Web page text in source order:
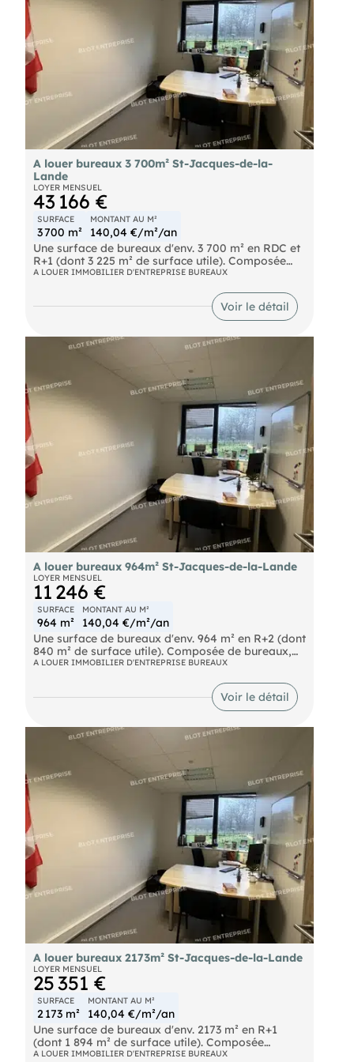
950,00 € H.T. de frais de rédaction de bail à la
charge du Preneur Les informations sur les risques
naturels, miniers, ou technologiques, auxquels ces
biens sont exposés, sont disponibles sur le site
A louer bureaux 3 700m² St-Jacques-de-la-
Lande
LOYER MENSUEL
43 166 €
SURFACE
3 700 m²
MONTANT AU M²
140,04 €/m²/an
Une surface de bureaux d'env. 3 700 m² en RDC et
R+1 (dont 3 225 m² de surface utile). Composée
de bureaux, open-spaces, salles de réunions et un
porte sectionnelle. Elle dispose d'une salle serveur
sur plancher technique, de douches avec vestiaire.
Accessibilité optimale avec accès direct à la
rocade et aux 4 voies, facilitant vos déplacements
professionnels. Points forts : 153 parkings aériens
sus 600,00 € H.T. et 950,00 € H.T. de frais de
rédaction de bail à la charge du Preneur Les
informations sur les risques naturels, miniers, ou
technologiques, auxquels ces biens sont exposés,
A LOUER IMMOBILIER D'ENTREPRISE BUREAUX
Voir le détail
A louer bureaux 964m² St-Jacques-de-la-Lande
LOYER MENSUEL
11 246 €
SURFACE
964 m²
MONTANT AU M²
140,04 €/m²/an
Une surface de bureaux d'env. 964 m² en R+2 (dont
840 m² de surface utile). Composée de bureaux,
open-spaces, salles de réunions. 2 terrasses sur ce
optimale avec accès direct à la rocade et aux 4
voies, facilitant vos déplacements professionnels.
Bâtiment construit en 2014. 50 places de parkings
2 roues. Les salles de réunions situées en RDC
seront mutualisées. Points forts : 46 parkings
frais de rédaction de bail à la charge du Preneur
Les informations sur les risques naturels, miniers,
ou technologiques, auxquels ces biens sont
exposés, sont disponibles sur le site
A LOUER IMMOBILIER D'ENTREPRISE BUREAUX
Voir le détail
A louer bureaux 2173m² St-Jacques-de-la-Lande
LOYER MENSUEL
25 351 €
SURFACE
2 173 m²
MONTANT AU M²
140,04 €/m²/an
Une surface de bureaux d'env. 2173 m² en R+1
(dont 1 894 m² de surface utile). Composée
de bureaux, open-spaces, salles de réunions.
A LOUER IMMOBILIER D'ENTREPRISE BUREAUX